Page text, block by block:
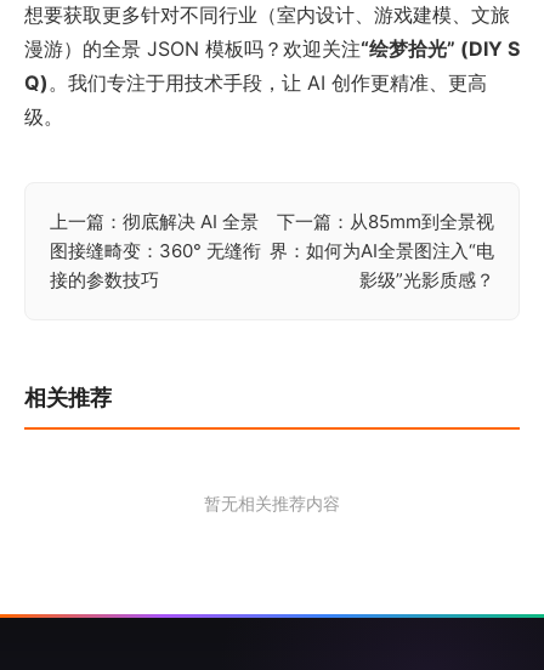
想要获取更多针对不同行业（室内设计、游戏建模、文旅
漫游）的全景 JSON 模板吗？欢迎关注“绘梦拾光” (DIY S
Q) 。我们专注于用技术手段，让 AI 创作更精准、更高
级。
文
章
上一篇：彻底解决 AI 全景
图接缝畸变：360° 无缝衔
接的参数技巧
下一篇：从85mm到全景视
界：如何为AI全景图注入“电
影级”光影质感？
相关推荐
暂无相关推荐内容